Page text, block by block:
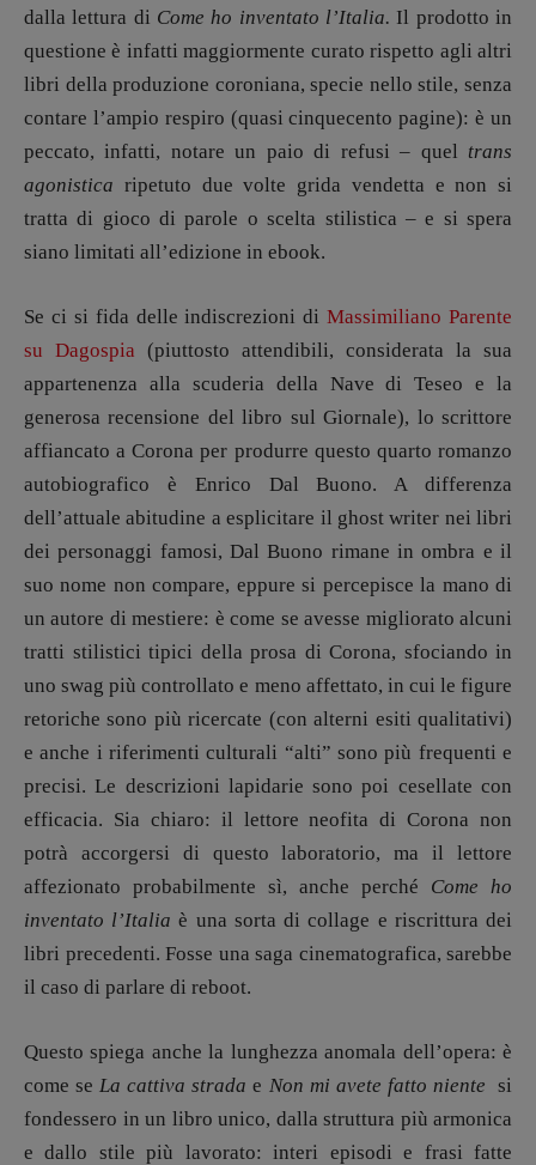
Blade Runner 40
Editoria
Intelligenza Artificiale
Maestri sommersi
Pasolini 1922-2022
Psichedelia
Scienza
Stranimondi
Valerio Evangelisti
Vampirismi
Zong!
DIRETTRICE RESPONSABILE
Antonella Marrone
EDAZIONE
Walter Catalano Giuseppe Costigliola
Anna da Re ,Roberto Derobertis ,Elio
Grasso,Fabio Malagnini,Valentina
Marcoli,Elisabetta Michielin,Nicole
, Roberto Sturm Tania Tonin
CONTATTI
Case editrici e coordinamento
recensioni:
Elio Grasso [eliovoyager@gmail.com]
Elisabetta Michielin
[michielin.elisabetta@gmail.com]
Coordinamento News in breve:
Anna da Re
[anna.dare.comunicazione@gmail.
Coordinamento Fumetti:
[fabio.malagnini@gmail.com]
Coordinamento Pulp for kids e social
media:
dalla lettura di Come ho inventato l’Italia. Il prodotto in
questione è infatti maggiormente curato rispetto agli altri
libri della produzione coroniana, specie nello stile, senza
contare l’ampio respiro (quasi cinquecento pagine): è un
peccato, infatti, notare un paio di refusi – quel trans
agonistica ripetuto due volte grida vendetta e non si
tratta di gioco di parole o scelta stilistica – e si spera
siano limitati all’edizione in ebook.
Se ci si fida delle indiscrezioni diMassimiliano Parente
su Dagospia (piuttosto attendibili, considerata la sua
appartenenza alla scuderia della Nave di Teseo e la
generosa recensione del libro sul Giornale), lo scrittore
affiancato a Corona per produrre questo quarto romanzo
autobiografico è Enrico Dal Buono. A differenza
dell’attuale abitudine a esplicitare il ghost writer nei libri
dei personaggi famosi, Dal Buono rimane in ombra e il
suo nome non compare, eppure si percepisce la mano di
un autore di mestiere: è come se avesse migliorato alcuni
tratti stilistici tipici della prosa di Corona, sfociando in
uno swag più controllato e meno affettato, in cui le figure
retoriche sono più ricercate (con alterni esiti qualitativi)
e anche i riferimenti culturali “alti” sono più frequenti e
precisi. Le descrizioni lapidarie sono poi cesellate con
efficacia. Sia chiaro: il lettore neofita di Corona non
potrà accorgersi di questo laboratorio, ma il lettore
affezionato probabilmente sì, anche perché Come ho
inventato l’Italiaè una sorta di collage e riscrittura dei
libri precedenti. Fosse una saga cinematografica, sarebbe
il caso di parlare di reboot.
Questo spiega anche la lunghezza anomala dell’opera: è
come seLa cattiva stradae Non mi avete fatto niente si
fondessero in un libro unico, dalla struttura più armonica
e dallo stile più lavorato: interi episodi e frasi fatte